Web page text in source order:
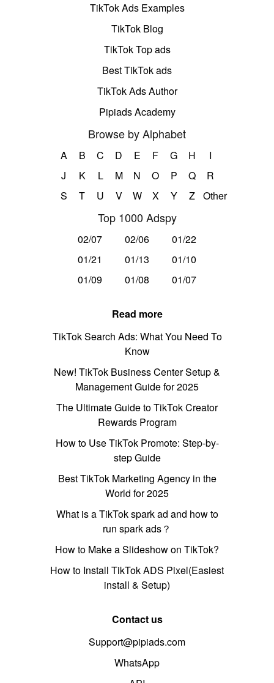
TikTok Ads Examples
TikTok Blog
TikTok Top ads
Best TikTok ads
TikTok Ads Author
Pipiads Academy
Browse by Alphabet
A B C D E F G H
I
J
K L M N O P Q
R
S
T U V W X Y Z Other
Top 1000 Adspy
02/07 02/06
01/22
01/21
01/13
01/10
01/09
01/08 01/07
Read more
TikTok Search Ads: What You Need To
Know
New! TikTok Business Center Setup &
Management Guide for 2025
The Ultimate Guide to TikTok Creator
Rewards Program
How to Use TikTok Promote: Step-by-
step Guide
Best TikTok Marketing Agency in the
World for 2025
What is a TikTok spark ad and how to
run spark ads？
How to Make a Slideshow on TikTok?
How to Install TikTok ADS Pixel(Easiest
install & Setup)
Contact us
Support@pipiads.com
WhatsApp